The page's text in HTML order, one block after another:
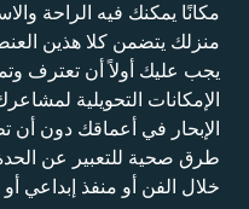
مكانًا يمكنك فيه الراحة
منزلك يتضمن كلا هذين
يجب عليك أولاً أن تعترف
الإمكانات التحويلية
الإبحار في أعماقك دون أن
طرق صحية للتعبير عن
خلال الفن أو منفذ إبداعي